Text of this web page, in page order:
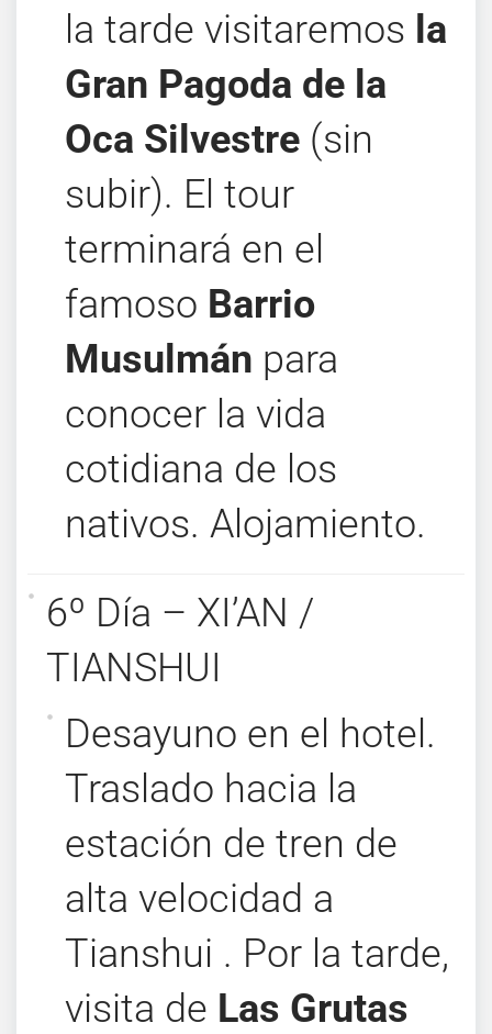
la tarde visitaremos la
Gran Pagoda de la
Oca Silvestre (sin
subir). El tour
terminará en el
famoso Barrio
Musulmán para
conocer la vida
cotidiana de los
nativos. Alojamiento.
6º Día – XI’AN /
TIANSHUI
Desayuno en el hotel.
Traslado hacia la
estación de tren de
alta velocidad a
Tianshui . Por la tarde,
visita de Las Grutas